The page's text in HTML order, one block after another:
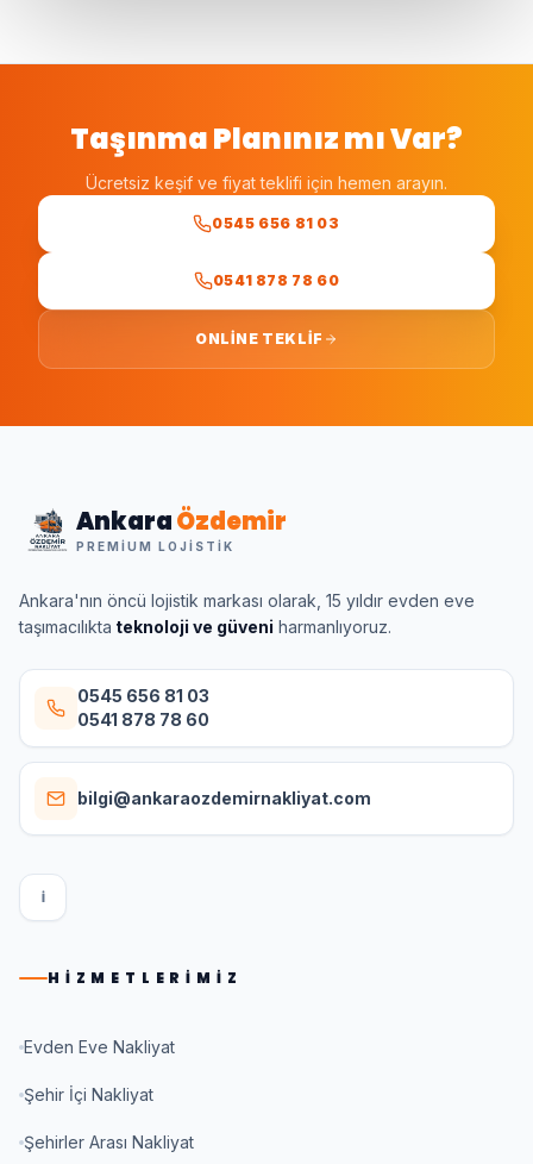
Taşınma Planınız mı Var?
Ücretsiz keşif ve fiyat teklifi için hemen arayın.
0545 656 81 03
0541 878 78 60
ONLINE TEKLIF
AnkaraÖzdemir
PREMIUM LOJISTIK
Ankara'nın öncü lojistik markası olarak, 15 yıldır evden eve
taşımacılıkta teknoloji ve güveni harmanlıyoruz.
0545 656 81 03
0541 878 78 60
bilgi@ankaraozdemirnakliyat.com
I
HIZMETLERIMIZ
Evden Eve Nakliyat
Şehir İçi Nakliyat
Şehirler Arası Nakliyat